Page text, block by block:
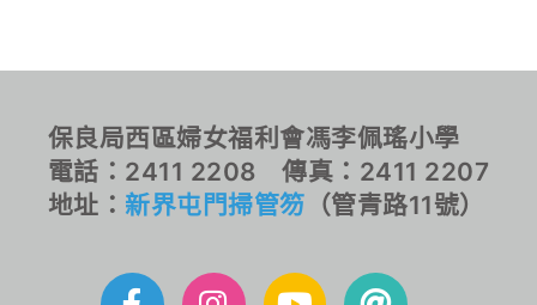
保良局西區婦女福利會馮李佩瑤小學
電話：2411 2208 傳真：2411 2207
地址： 新界屯門掃管笏 （管青路11號）